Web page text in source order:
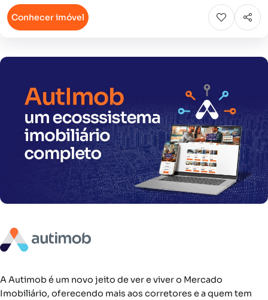
Conhecer imóvel
A Autimob é um novo jeito de ver e viver o Mercado
Imobiliário, oferecendo mais aos corretores e a quem tem